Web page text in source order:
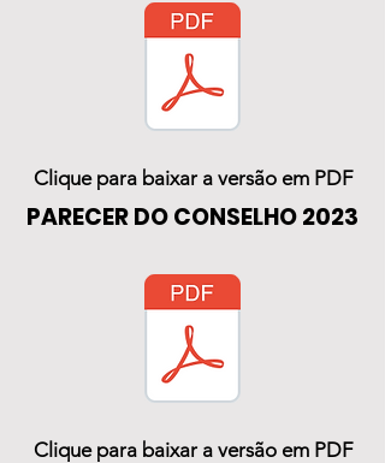
Clique para baixar a versão em PDF
PARECER DO CONSELHO 2023
Clique para baixar a versão em PDF